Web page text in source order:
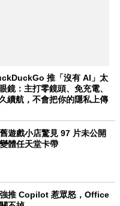
推「沒有 AI」太
鏡：主打零鏡頭、免充電、
續航，不會把你的隱私上傳
遊戲小店驚見 97 片未公開
體任天堂卡帶
推 Copilot 惹眾怒，Office